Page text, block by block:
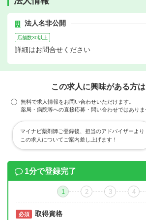
法人名非公開
店舗数30以上
詳細はお問合せください
この求人に興味がある方
無料で求人情報をお問い合わせいただけます。
薬局・病院等への直接応募・問い合わせではありま
マイナビ薬剤師ご登録後、担当のアドバイザーより
この求人についてご案内差し上げます！
1分で登録完了
1 2 3 4
必須 取得資格